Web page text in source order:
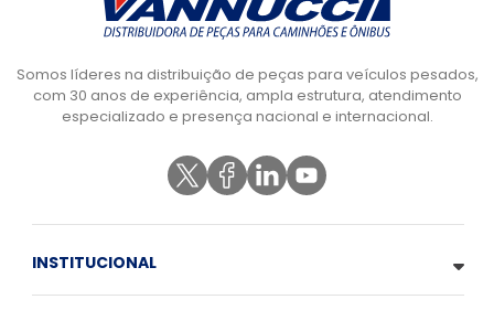
Somos líderes na distribuição de peças para veículos pesados,
com 30 anos de experiência, ampla estrutura, atendimento
especializado e presença nacional e internacional.
INSTITUCIONAL